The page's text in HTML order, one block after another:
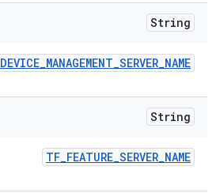
String
DEVICE_MANAGEMENT_SERVER_NAME
String
TF_FEATURE_SERVER_NAME